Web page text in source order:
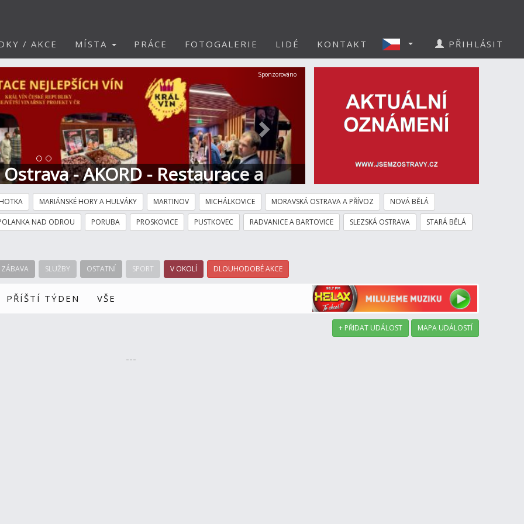
/ AKCE MÍSTA PRÁCE FOTOGALERIE LIDÉ KONTAKT PŘIHLÁSIT
- AKORD - Restaurace a
Další
Sponzorováno
MARIÁNSKÉ HORY A HULVÁKY MARTINOV MICHÁLKOVICE MORAVSKÁ OSTRAVA A PŘÍVOZ NOVÁ BĚLÁ
NAD ODROU PORUBA PROSKOVICE PUSTKOVEC RADVANICE A BARTOVICE SLEZSKÁ OSTRAVA STARÁ BĚLÁ
ZÁBAVA SLUŽBY OSTATNÍ SPORT V OKOLÍ DLOUHODOBÉ AKCE
PŘÍŠTÍ TÝDEN VŠE
+ PŘIDAT UDÁLOST MAPA UDÁLOSTÍ
---